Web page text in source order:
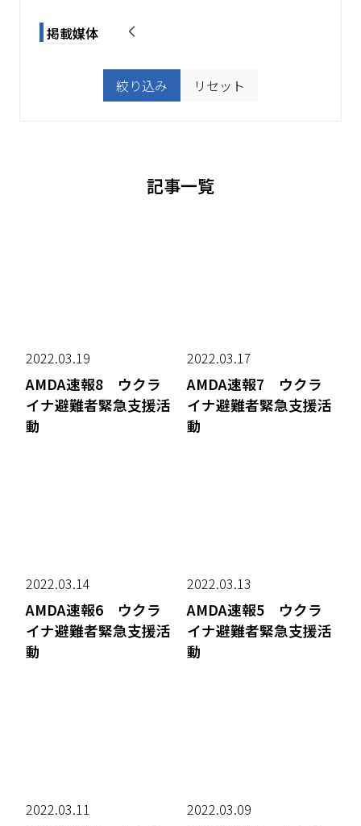
掲載媒体
絞り込み リセット
記事一覧
2022.03.19
AMDA速報8 ウクラ
イナ避難者緊急支援活
動
2022.03.17
AMDA速報7 ウクラ
イナ避難者緊急支援活
動
2022.03.14
AMDA速報6 ウクラ
イナ避難者緊急支援活
動
2022.03.13
AMDA速報5 ウクラ
イナ避難者緊急支援活
動
2022.03.11 2022.03.09